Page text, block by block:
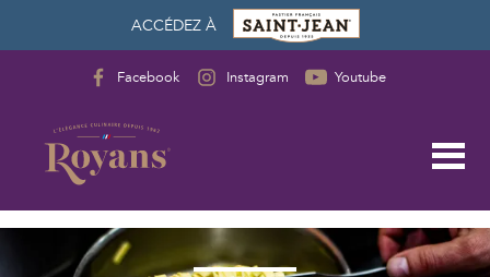
Facebook Instagram Youtube
ACCÉDEZ À